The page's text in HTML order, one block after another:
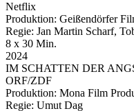
Netflix
Produktion: Geißendörfer
Regie: Jan Martin Scharf,
8 x 30 Min.
2024
IM SCHATTEN DER
ORF/ZDF
Produktion: Mona Film
Regie: Umut Dag